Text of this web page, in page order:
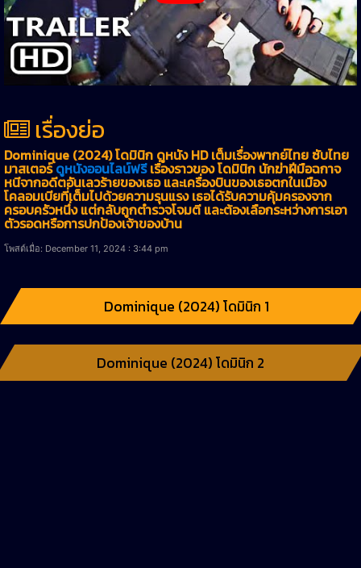
เรื่องย่อ
Dominique (2024) โดมินิก ดูหนัง HD เต็มเรื่องพากย์ไทย ซับไทย
มาสเตอร์ดูหนังออนไลน์ฟรีเรื่องราวของ โดมินิก นักฆ่าฝีมือฉกาจ
หนีจากอดีตอันเลวร้ายของเธอ และเครื่องบินของเธอตกในเมือง
โคลอมเบียที่เต็มไปด้วยความรุนแรง เธอได้รับความคุ้มครองจาก
ครอบครัวหนึ่ง แต่กลับถูกตำรวจโจมตี และต้องเลือกระหว่างการเอา
ตัวรอดหรือการปกป้องเจ้าของบ้าน
โพสต์เมื่อ: December 11, 2024 : 3:44 pm
Dominique (2024) โดมินิก 1
Dominique (2024) โดมินิก 2